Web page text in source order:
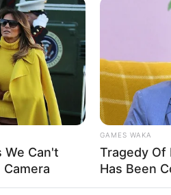
ALERTA BOGOTÁ EN
WHATSAPP
We Can't
GAMES WAKA
Tragedy Of
Has Been